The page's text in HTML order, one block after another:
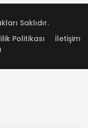
Saklıdır.
Politikası
İletişim